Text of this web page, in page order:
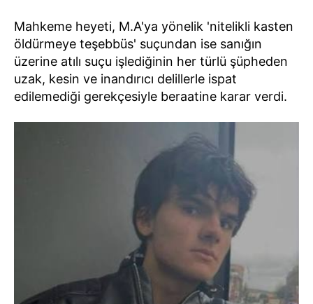
Mahkeme heyeti, M.A'ya yönelik 'nitelikli kasten
öldürmeye teşebbüs' suçundan ise sanığın
üzerine atılı suçu işlediğinin her türlü şüpheden
uzak, kesin ve inandırıcı delillerle ispat
edilemediği gerekçesiyle beraatine karar verdi.